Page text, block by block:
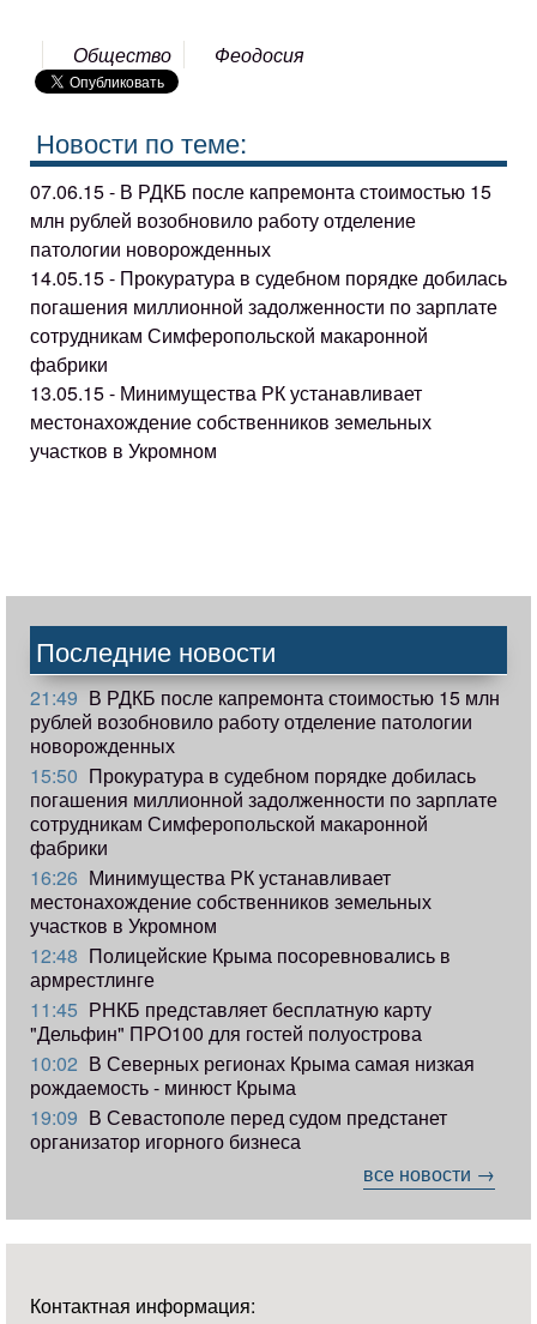
Общество Феодосия
Новости по теме:
07.06.15 - В РДКБ после капремонта стоимостью 15
млн рублей возобновило работу отделение
патологии новорожденных
14.05.15 - Прокуратура в судебном порядке добилась
погашения миллионной задолженности по зарплате
сотрудникам Симферопольской макаронной
фабрики
13.05.15 - Минимущества РК устанавливает
местонахождение собственников земельных
участков в Укромном
Последние новости
21:49 В РДКБ после капремонта стоимостью 15 млн
рублей возобновило работу отделение патологии
новорожденных
15:50 Прокуратура в судебном порядке добилась
погашения миллионной задолженности по зарплате
сотрудникам Симферопольской макаронной
фабрики
16:26 Минимущества РК устанавливает
местонахождение собственников земельных
участков в Укромном
12:48 Полицейские Крыма посоревновались в
армрестлинге
11:45 РНКБ представляет бесплатную карту
"Дельфин" ПРО100 для гостей полуострова
10:02 В Северных регионах Крыма самая низкая
рождаемость - минюст Крыма
19:09 В Севастополе перед судом предстанет
организатор игорного бизнеса
все новости →
Контактная информация: